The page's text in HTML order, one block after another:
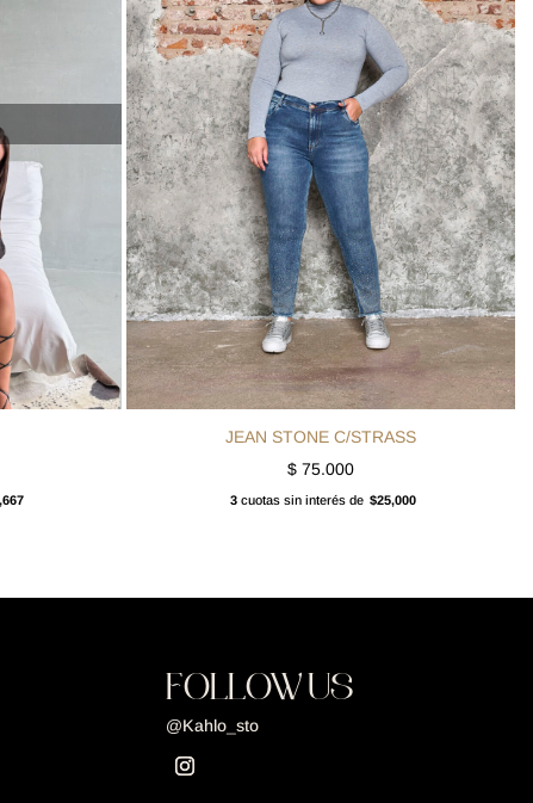
JEAN STONE C/STRASS
$75.000
3 cuotas sin interés de $25,000
FOLLOW US
@Kahlo_sto